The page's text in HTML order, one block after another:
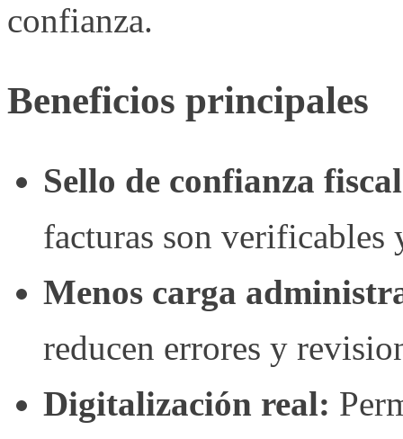
confianza.
Beneficios principales
Sello de confianza
facturas son verificables
Menos carga
reducen errores y
Digitalización real: